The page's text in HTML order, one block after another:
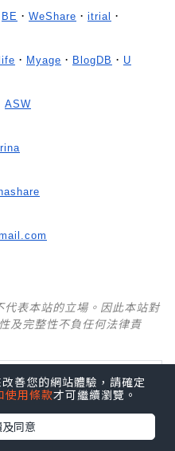
BE ． WeShare ． itrial ．
． Myage ． BlogDB ． U
ASW
表本站的立場。因此本站對
及完整性不負任何法律責
群創作有價企劃》
善您的網站體驗，請確定
使用條款才可繼續瀏覽。
同意